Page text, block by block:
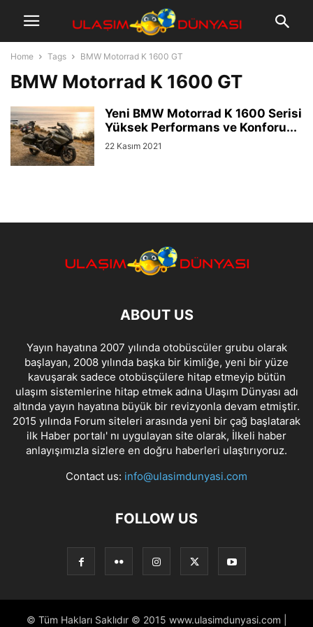
Home Tags BMW Motorrad K 1600 GT
BMW Motorrad K 1600 GT
Yeni BMW Motorrad K 1600 Serisi
Yüksek Performans ve Konforu...
22 Kasım 2021
ABOUT US
Yayın hayatına 2007 yılında otobüscüler grubu olarak
başlayan, 2008 yılında başka bir kimliğe, yeni bir yüze
kavuşarak sadece otobüsçülere hitap etmeyip bütün
ulaşım sistemlerine hitap etmek adına Ulaşım Dünyası adı
altında yayın hayatına büyük bir revizyonla devam etmiştir.
2015 yılında Forum siteleri arasında yeni bir çağ başlatarak
ilk Haber portalı' nı uygulayan site olarak, İlkeli haber
anlayışımızla sizlere en doğru haberleri ulaştırıyoruz.
Contact us: info@ulasimdunyasi.com
FOLLOW US
© Tüm Hakları Saklıdır © 2015 www.ulasimdunyasi.com |